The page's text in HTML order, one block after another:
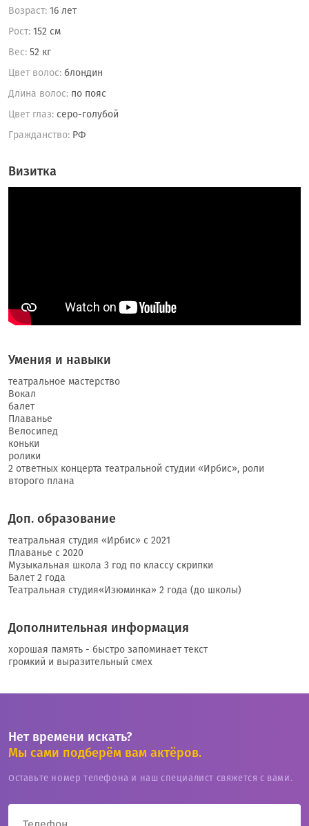
Возраст: 16 лет
Рост: 152 см
Вес: 52 кг
Цвет волос: блондин
Длина волос: по пояс
Цвет глаз: серо-голубой
Гражданство: РФ
Визитка
Умения и навыки
театральное мастерство
Вокал
балет
Плаванье
Велосипед
коньки
ролики
2 ответных концерта театральной студии «Ирбис», роли
второго плана
Доп. образование
театральная студия «Ирбис» с 2021
Плаванье с 2020
Музыкальная школа 3 год по классу скрипки
Балет 2 года
Театральная студия«Изюминка» 2 года (до школы)
Дополнительная информация
хорошая память - быстро запоминает текст
громкий и выразительный смех
Нет времени искать?
Мы сами подберём вам актёров.
Оставьте номер телефона и наш специалист свяжется с вами.